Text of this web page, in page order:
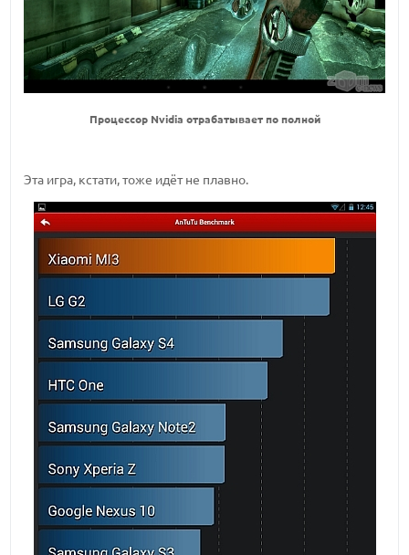
Процессор Nvidia отрабатывает по полной
Эта игра, кстати, тоже идёт не плавно.